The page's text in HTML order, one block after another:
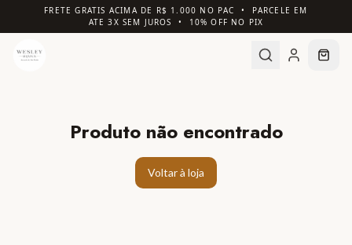
FRETE GRATIS ACIMA DE R$ 1.000 NO PAC • PARCELE EM
ATE 3X SEM JUROS • 10% OFF NO PIX
Produto não encontrado
Voltar à loja